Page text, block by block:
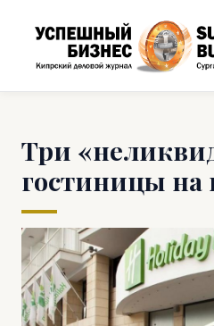
Три
гостиницы на